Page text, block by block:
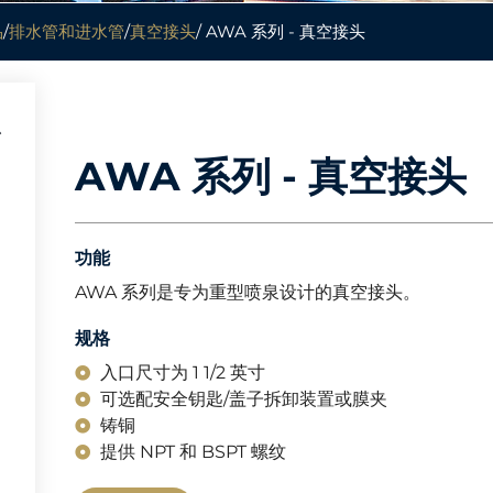
/排水管和进水管/真空接头/ AWA 系列 - 真空接头
AWA 系列 - 真空接头
功能
AWA 系列是专为重型喷泉设计的真空接头。
规格
入口尺寸为 1 1/2 英寸
可选配安全钥匙/盖子拆卸装置或膜夹
铸铜
提供 NPT 和 BSPT 螺纹